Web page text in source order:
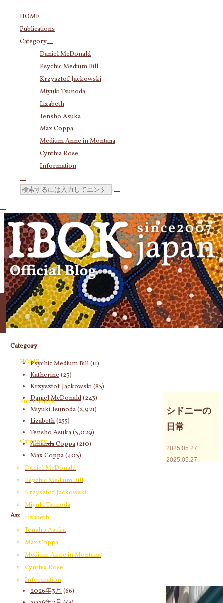
HOME
Publications
Category
Daniel McDonald
Psychic Medium Bill
Krzysztof Jackowski
Miyuki Tsunoda
Lizabeth
Tensho Asuka
Max Coppa
Medium Anne in Montana
Cynthia Rose
Information
検
対
象:
HOME
Publications
Category
Daniel McDonald
Psychic Medium Bill
Krzysztof Jackowski
Miyuki Tsunoda
Lizabeth
Tensho Asuka
Max Coppa
Medium Anne in Montana
Cynthia Rose
Information
シドニーの
日常
2025.05.27
2025.05.27
Category
Psychic Medium Bill(11)
Katherine(23)
Krzysztof Jackowski(83)
Daniel McDonald(243)
Miyuki Tsunoda(2,921)
Lizabeth(255)
Tensho Asuka(3,029)
Amanda Coppa(210)
Max Coppa(403)
Medium Anne in Montana
Cynthia Rose(4)
Archives
2026年8月(18)
2026年7月
2026年6月(60)
2026年5月(67)
2026年4月
2026年3月 (66)